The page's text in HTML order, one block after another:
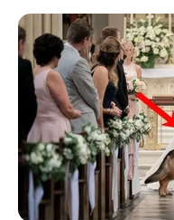
vai progredir a
Está animada para
peça você vai fazer
comentários.
Veja também:
Tapetes de Crochê –